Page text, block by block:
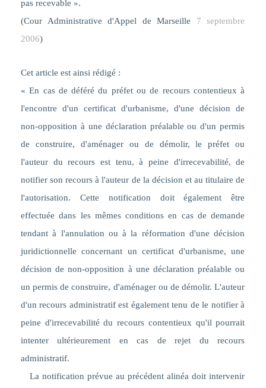
pas recevable ».
(Cour Administrative d'Appel de Marseille 7 septembre
2006)
Cet article est ainsi rédigé :
« En cas de déféré du préfet ou de recours contentieux à
l'encontre d'un certificat d'urbanisme, d'une décision de
non-opposition à une déclaration préalable ou d'un permis
de construire, d'aménager ou de démolir, le préfet ou
l'auteur du recours est tenu, à peine d'irrecevabilité, de
notifier son recours à l'auteur de la décision et au titulaire de
l'autorisation. Cette notification doit également être
effectuée dans les mêmes conditions en cas de demande
tendant à l'annulation ou à la réformation d'une décision
juridictionnelle concernant un certificat d'urbanisme, une
décision de non-opposition à une déclaration préalable ou
un permis de construire, d'aménager ou de démolir. L'auteur
d'un recours administratif est également tenu de le notifier à
peine d'irrecevabilité du recours contentieux qu'il pourrait
intenter ultérieurement en cas de rejet du recours
administratif.
La notification prévue au précédent alinéa doit intervenir